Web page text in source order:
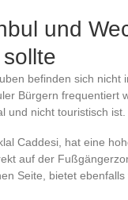
und
befinden sich nicht
Bürgern frequentiert
und nicht touristisch ist.
Caddesi, hat eine
auf der
Seite, bietet